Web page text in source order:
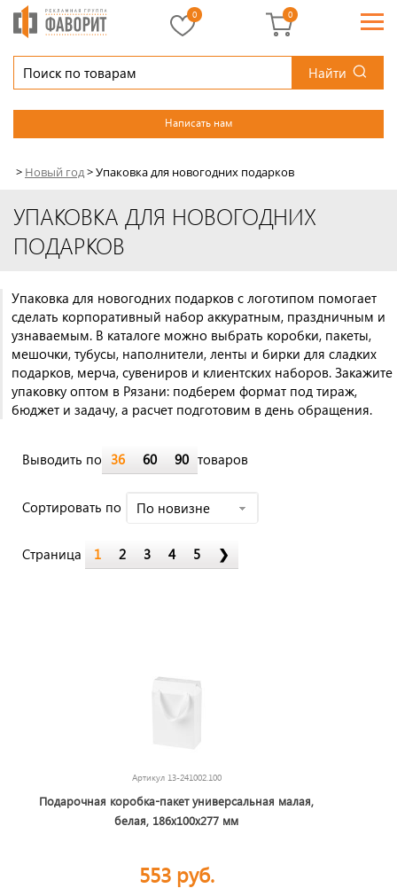
Найти
Написать нам
0 0
> Новый год>Упаковка для новогодних подарков
УПАКОВКА ДЛЯ НОВОГОДНИХ
ПОДАРКОВ
Упаковка для новогодних подарков с логотипом помогает
сделать корпоративный набор аккуратным, праздничным и
узнаваемым. В каталоге можно выбрать коробки, пакеты,
мешочки, тубусы, наполнители, ленты и бирки для сладких
подарков, мерча, сувениров и клиентских наборов. Закажите
упаковку оптом в Рязани: подберем формат под тираж,
бюджет и задачу, а расчет подготовим в день обращения.
Выводить по 36 60 90 товаров
Cортировать по По новизне
Страница 1 2 3 4 5 ❯
Артикул 13-241002.100
Подарочная коробка-пакет универсальная малая,
белая, 186х100х277 мм
553 руб.